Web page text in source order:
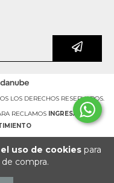
uso de cookiespara
compra.
LOS DERECHOS RESERVADOS.
RECLAMOS
INGRESÁ ACÁ.